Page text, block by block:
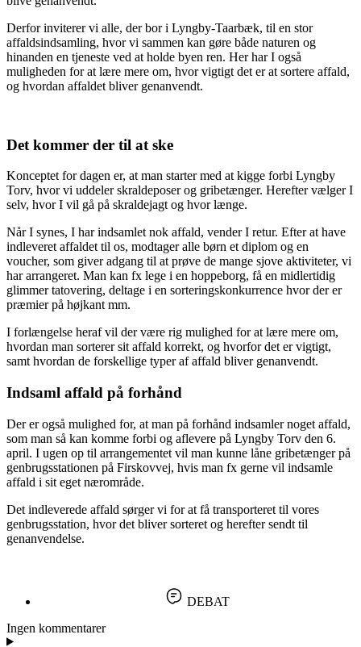
Derfor inviterer vi alle, der bor i Lyngby-Taarbæk, til en stor
affaldsindsamling, hvor vi sammen kan gøre både naturen og
hinanden en tjeneste ved at holde byen ren. Her har I også
muligheden for at lære mere om, hvor vigtigt det er at sortere affald,
og hvordan affaldet bliver genanvendt.
Det kommer der til at ske
Konceptet for dagen er, at man starter med at kigge forbi Lyngby
Torv, hvor vi uddeler skraldeposer og gribetænger. Herefter vælger I
selv, hvor I vil gå på skraldejagt og hvor længe.
Når I synes, I har indsamlet nok affald, vender I retur. Efter at have
indleveret affaldet til os, modtager alle børn et diplom og en
voucher, som giver adgang til at prøve de mange sjove aktiviteter, vi
har arrangeret. Man kan fx lege i en hoppeborg, få en midlertidig
glimmer tatovering, deltage i en sorteringskonkurrence hvor der er
præmier på højkant mm.
I forlængelse heraf vil der være rig mulighed for at lære mere om,
hvordan man sorterer sit affald korrekt, og hvorfor det er vigtigt,
samt hvordan de forskellige typer af affald bliver genanvendt.
Indsaml affald på forhånd
Der er også mulighed for, at man på forhånd indsamler noget affald,
som man så kan komme forbi og aflevere på Lyngby Torv den 6.
april. I ugen op til arrangementet vil man kunne låne gribetænger på
genbrugsstationen på Firskovvej, hvis man fx gerne vil indsamle
affald i sit eget nærområde.
Det indleverede affald sørger vi for at få transporteret til vores
genbrugsstation, hvor det bliver sorteret og herefter sendt til
genanvendelse.
DEBAT
Ingen kommentarer